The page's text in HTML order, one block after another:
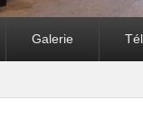
Galerie